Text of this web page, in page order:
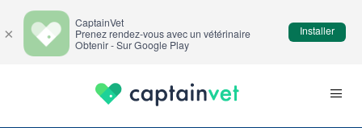
×
CaptainVet
Prenez rendez-vous avec un vétérinaire
Obtenir - Sur Google Play
Installer